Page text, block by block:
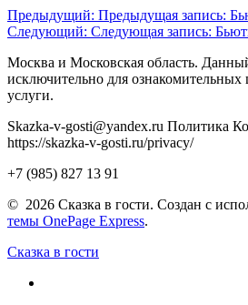
Предыдущий: Предыдущая запись:
Следующий: Следующая запись:
Москва и Московская область.
исключительно для ознакомительных
услуги.
Skazka-v-gosti@yandex.ru Политика
https://skazka-v-gosti.ru/privacy/
+7 (985) 827 13 91
© 2026 Сказка в гости. Создан с
темы OnePage Express.
Сказка в гости